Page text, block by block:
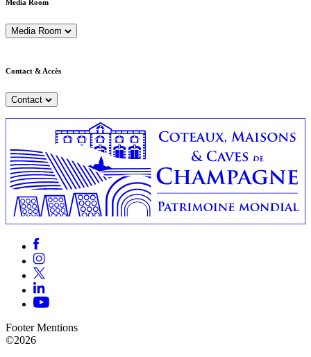
Media Room
Media Room
Contact & Accès
Contact
Footer Mentions
©2026